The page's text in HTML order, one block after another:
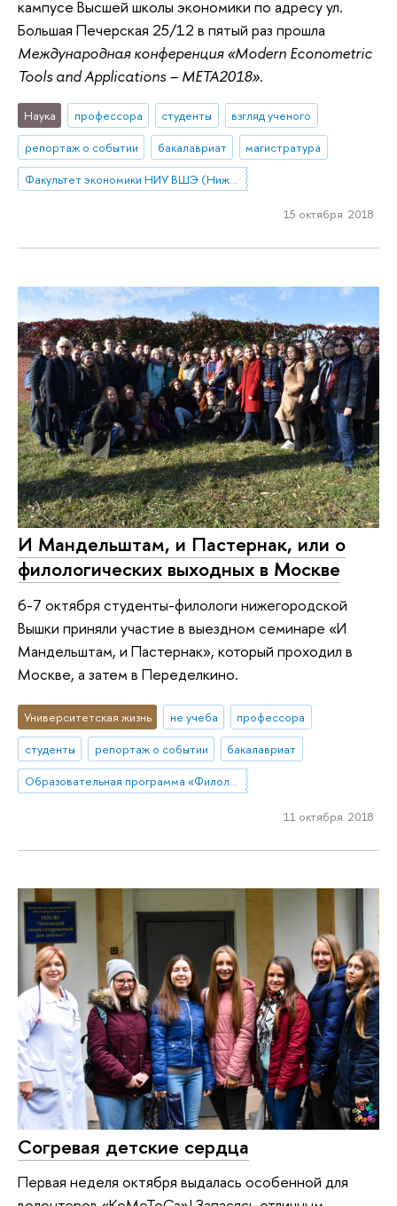
кампусе Высшей школы экономики по адресу ул.
Большая Печерская 25/12 в пятый раз прошла
Международная конференция «Modern Econometric
Tools and Applications – META2018».
Наука профессора студенты
взгляд ученого
репортаж о событии
бакалавриат
магистратура
Факультет экономики НИУ ВШЭ (Нижний Новгород)
15 октября 2018
И Мандельштам, и Пастернак, или о
филологических выходных в Москве
6-7 октября студенты-филологи нижегородской
Вышки приняли участие в выездном семинаре «И
Мандельштам, и Пастернак», который проходил в
Москве, а затем в Переделкино.
Университетская жизнь не учеба
профессора
студенты
репортаж о событии
бакалавриат
Образовательная программа «Филология»
11 октября 2018
Согревая детские сердца
Первая неделя октября выдалась особенной для